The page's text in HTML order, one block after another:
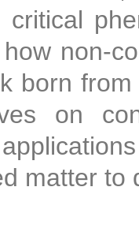
critical
non-
born
on
matter to